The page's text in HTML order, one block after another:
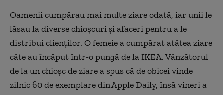
Oamenii cumpărau mai multe ziare odată, iar unii le
lăsau la diverse chioșcuri și afaceri pentru a le
distribui clienților. O femeie a cumpărat atâtea ziare
câte au încăput într-o pungă de la IKEA. Vânzătorul
de la un chioșc de ziare a spus că de obicei vinde
zilnic 60 de exemplare din Apple Daily, însă vineri a